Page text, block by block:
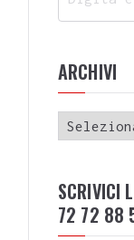
ARCHIVI
SCRIVICI
72 72 88